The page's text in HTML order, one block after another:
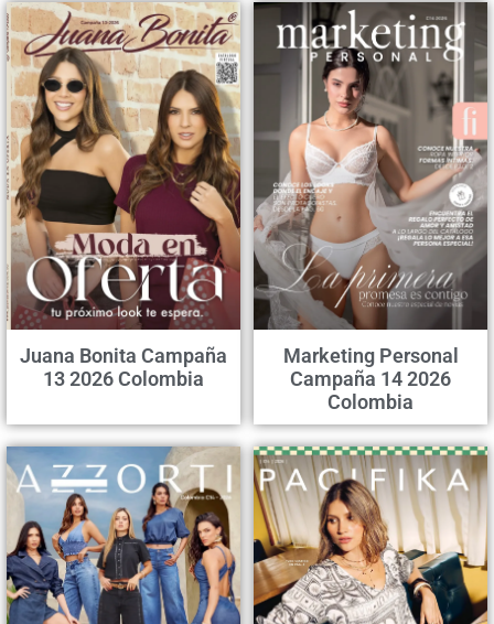
Juana Bonita Campaña
13 2026 Colombia
Marketing Personal
Campaña 14 2026
Colombia